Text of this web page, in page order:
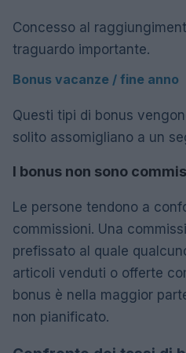
Concesso al
traguardo importante.
Bonus vacanze / fine anno
Questi tipi di bonus
solito assomigliano a un
I bonus non sono
Le persone tendono a
commissioni. Una
prefissato al quale
articoli venduti o offerte
bonus è nella maggior
non pianificato.